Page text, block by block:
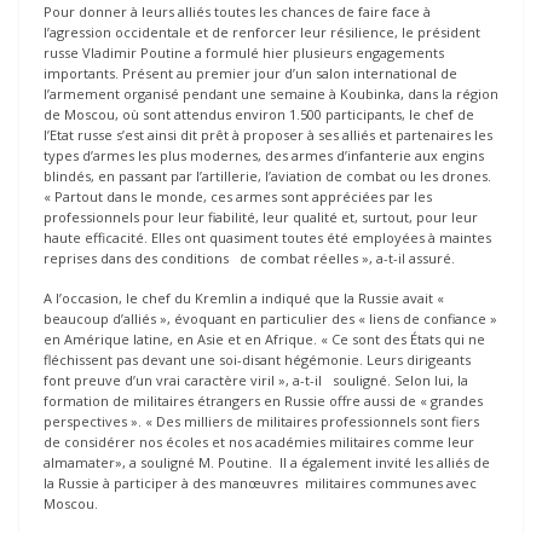
Pour donner à leurs alliés toutes les chances de faire face à
l’agression occidentale et de renforcer leur résilience, le président
russe Vladimir Poutine a formulé hier plusieurs engagements
importants. Présent au premier jour d’un salon international de
l’armement organisé pendant une semaine à Koubinka, dans la région
de Moscou, où sont attendus environ 1.500 participants, le chef de
l’Etat russe s’est ainsi dit prêt à proposer à ses alliés et partenaires les
types d’armes les plus modernes, des armes d’infanterie aux engins
blindés, en passant par l’artillerie, l’aviation de combat ou les drones.
« Partout dans le monde, ces armes sont appréciées par les
professionnels pour leur fiabilité, leur qualité et, surtout, pour leur
haute efficacité. Elles ont quasiment toutes été employées à maintes
reprises dans des conditions de combat réelles », a-t-il assuré.
A l’occasion, le chef du Kremlin a indiqué que la Russie avait «
beaucoup d’alliés », évoquant en particulier des « liens de confiance »
en Amérique latine, en Asie et en Afrique. « Ce sont des États qui ne
fléchissent pas devant une soi-disant hégémonie. Leurs dirigeants
font preuve d’un vrai caractère viril », a-t-il souligné. Selon lui, la
formation de militaires étrangers en Russie offre aussi de « grandes
perspectives ». « Des milliers de militaires professionnels sont fiers
de considérer nos écoles et nos académies militaires comme leur
almamater», a souligné M. Poutine. Il a également invité les alliés de
la Russie à participer à des manœuvres militaires communes avec
Moscou.